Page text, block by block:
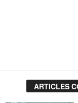
ARTICLES